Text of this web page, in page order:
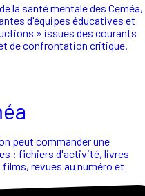
la santé mentale des Ceméa,
d'équipes éducatives et
» issues des courants
de confrontation critique.
peut commander une
: fichiers d'activité, livres
revues au numéro et